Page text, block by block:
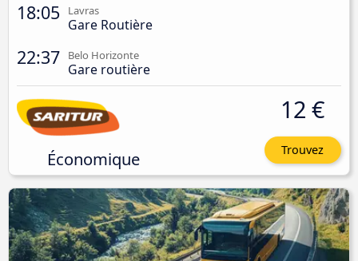
18:05 Lavras
Gare Routière
22:37 Belo Horizonte
Gare routière
Économique
12 €
Trouvez